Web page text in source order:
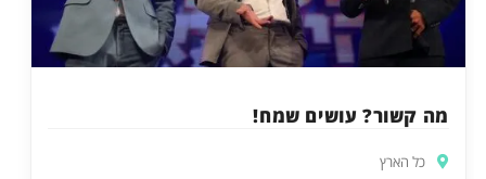
מה קשור? עושים שמח!
כל הארץ